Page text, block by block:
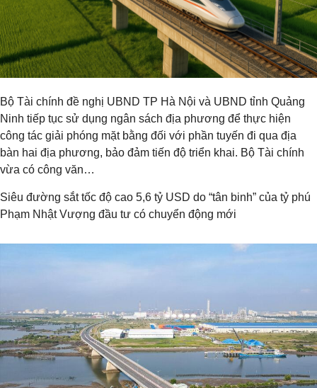
Bộ Tài chính đề nghị UBND TP Hà Nội và UBND tỉnh Quảng
Ninh tiếp tục sử dụng ngân sách địa phương để thực hiện
công tác giải phóng mặt bằng đối với phần tuyến đi qua địa
bàn hai địa phương, bảo đảm tiến độ triển khai. Bộ Tài chính
vừa có công văn…
Siêu đường sắt tốc độ cao 5,6 tỷ USD do “tân binh” của tỷ phú
Phạm Nhật Vượng đầu tư có chuyển động mới